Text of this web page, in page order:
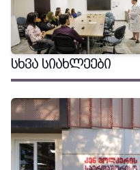
ᲡᲮᲕᲐ ᲡᲘᲐᲮᲚᲔᲔᲑᲘ